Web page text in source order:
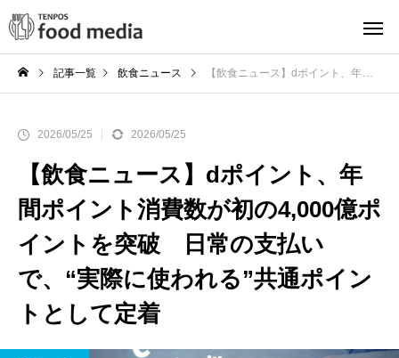
記事一覧 飲食ニュース 【飲食ニュース】dポイント、年間ポイント消費数が初の4,000億ポイントを突破 日常の支払いで、“実際に使われる”共通ポイントとして定着
2026/05/25 2026/05/25
【飲食ニュース】dポイント、年
間ポイント消費数が初の4,000億ポ
イントを突破 日常の支払い
で、“実際に使われる”共通ポイン
トとして定着